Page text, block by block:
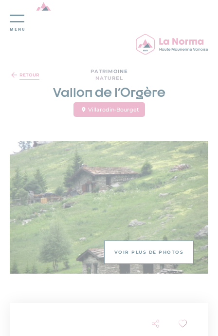
Panneau de gestion des cookies
MENU
RETOUR
PATRIMOINE
NATUREL
Vallon de l'Orgère
Villarodin-Bourget
VOIR PLUS DE PHOTOS